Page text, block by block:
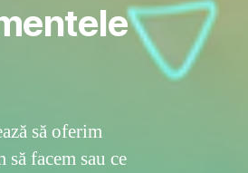
să oferim
facem sau ce